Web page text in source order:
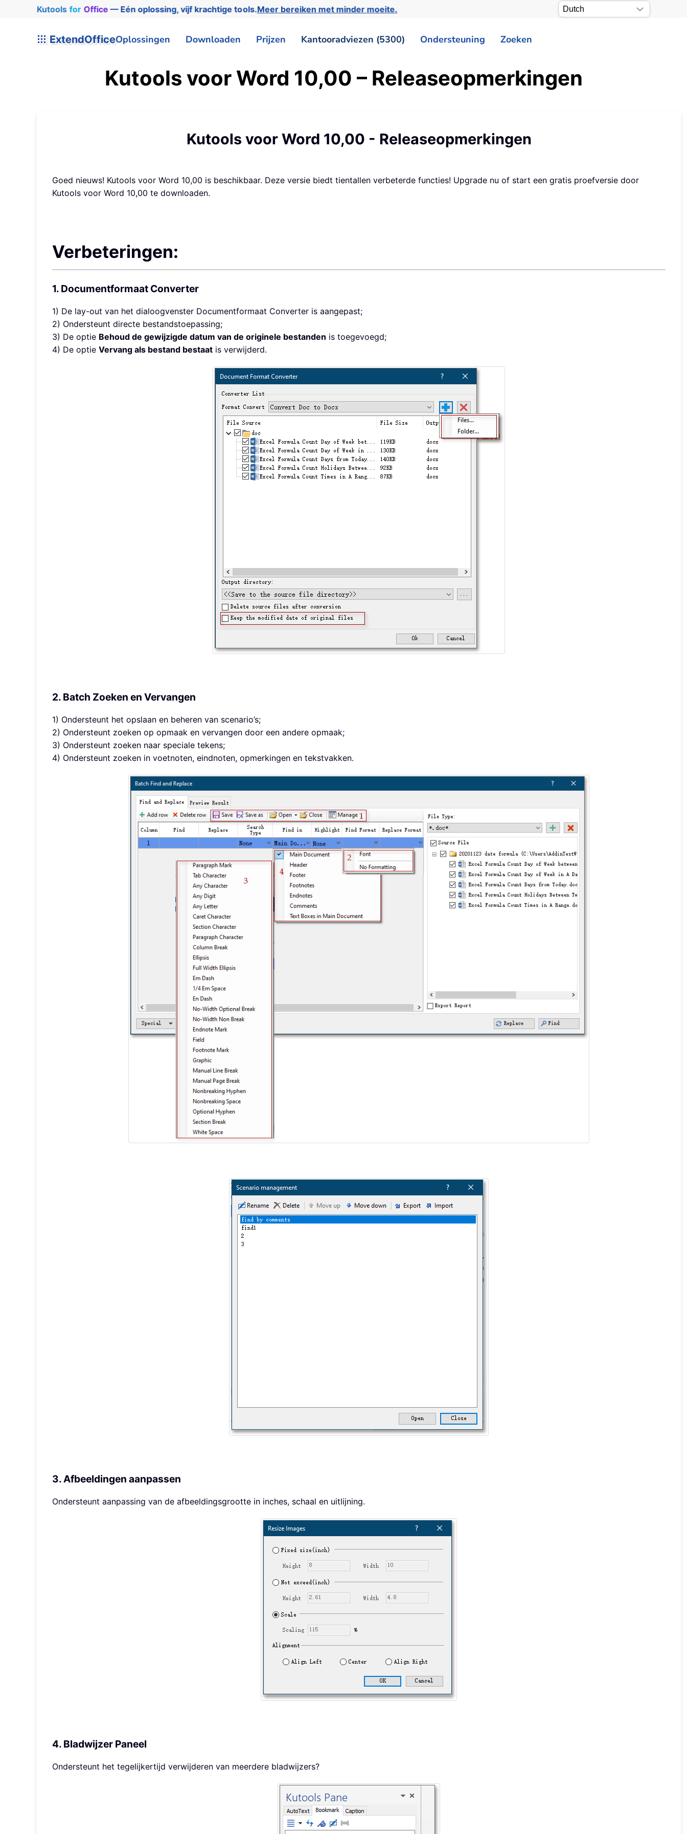
Kutools for Office— Eén oplossing, vijf krachtige tools.Meer bereiken met minder moeite.
ExtendOfficeOplossingen Downloaden Prijzen Kantooradviezen (5300) Ondersteuning Zoeken
Kutools voor Word 10,00 – Releaseopmerkingen
Kutools voor Word 10,00 - Releaseopmerkingen
Goed nieuws! Kutools voor Word 10,00 is beschikbaar. Deze versie biedt tientallen verbeterde functies! Upgrade nu of start een gratis proefversie door
Kutools voor Word 10,00 te downloaden.
Verbeteringen:
1. Documentformaat Converter
1) De lay-out van het dialoogvenster Documentformaat Converter is aangepast;
2) Ondersteunt directe bestandstoepassing;
3) De optie Behoud de gewijzigde datum van de originele bestanden is toegevoegd;
4) De optie Vervang als bestand bestaat is verwijderd.
2. Batch Zoeken en Vervangen
1) Ondersteunt het opslaan en beheren van scenario’s;
2) Ondersteunt zoeken op opmaak en vervangen door een andere opmaak;
3) Ondersteunt zoeken naar speciale tekens;
4) Ondersteunt zoeken in voetnoten, eindnoten, opmerkingen en tekstvakken.
3. Afbeeldingen aanpassen
Ondersteunt aanpassing van de afbeeldingsgrootte in inches, schaal en uitlijning.
4. Bladwijzer Paneel
Ondersteunt het tegelijkertijd verwijderen van meerdere bladwijzers?